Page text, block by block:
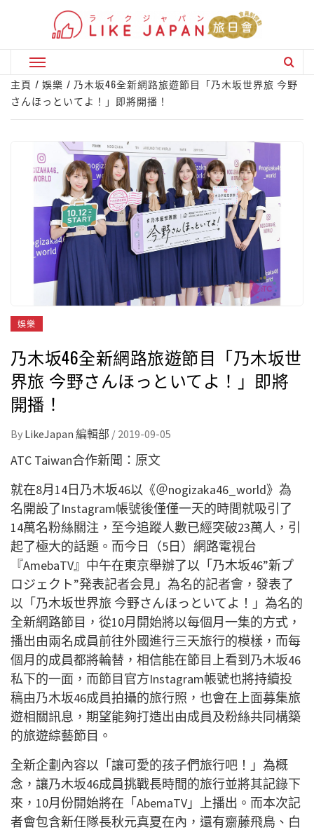
Primary
Menu
主頁 娛樂
乃木坂46全新網路旅遊節目「乃木坂世界旅 今野
さんほっといてよ！」即將開播！
娛樂
乃木坂46全新網路旅遊節目「乃木坂世
界旅 今野さんほっといてよ！」即將
開播！
By LikeJapan 編輯部 / 2019-09-05
ATC Taiwan合作新聞： 原文
就在8月14日乃木坂46以《＠nogizaka46_world》為
名開設了Instagram帳號後僅僅一天的時間就吸引了
14萬名粉絲關注，至今追蹤人數已經突破23萬人，引
起了極大的話題。而今日（5日）網路電視台
『AmebaTV』中午在東京舉辦了以「乃木坂46”新プ
ロジェクト”発表記者会見」為名的記者會，發表了
以「乃木坂世界旅 今野さんほっといてよ！」為名的
全新網路節目，從10月開始將以每個月一集的方式，
播出由兩名成員前往外國進行三天旅行的模樣，而每
個月的成員都將輪替，相信能在節目上看到乃木坂46
私下的一面，而節目官方Instagram帳號也將持續投
稿由乃木坂46成員拍攝的旅行照，也會在上面募集旅
遊相關訊息，期望能夠打造出由成員及粉絲共同構築
的旅遊綜藝節目。
全新企劃內容以「讓可愛的孩子們旅行吧！」為概
念，讓乃木坂46成員挑戰長時間的旅行並將其記錄下
來，10月份開始將在「AbemaTV」上播出。而本次記
者會包含新任隊長秋元真夏在內，還有齋藤飛鳥、白